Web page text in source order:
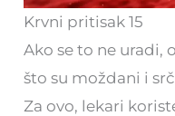
Krvni pritisak 15
Ako se to ne uradi,
što su moždani i
Za ovo, lekari